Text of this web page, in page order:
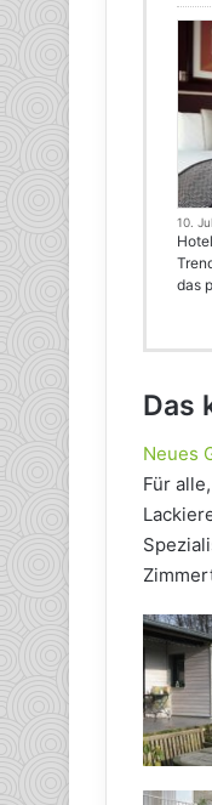
10.
das
Das
Neues
Für